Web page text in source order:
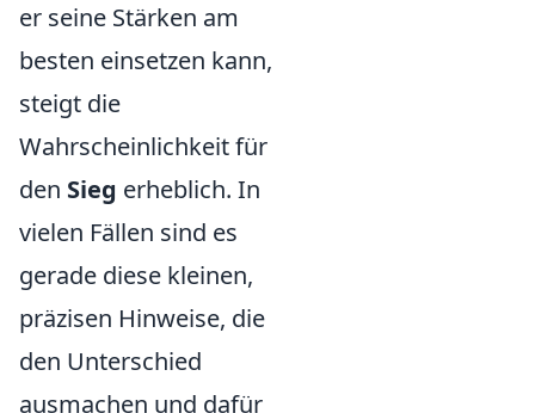
er seine Stärken am
besten einsetzen kann,
steigt die
Wahrscheinlichkeit für
den Sieg erheblich. In
vielen Fällen sind es
gerade diese kleinen,
präzisen Hinweise, die
den Unterschied
ausmachen und dafür